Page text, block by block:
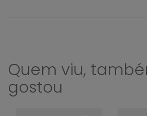
Quem viu,
gostou